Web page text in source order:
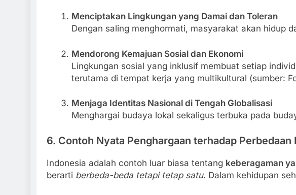
Menciptakan Lingkungan yang Damai dan Toleran
Dengan saling menghormati, masyarakat akan hidup
Mendorong Kemajuan Sosial dan Ekonomi
Lingkungan sosial yang inklusif membuat setiap
terutama di tempat kerja yang multikultural (sumber:
Menjaga Identitas Nasional di Tengah Globalisasi
Menghargai budaya lokal sekaligus terbuka pada
6. Contoh Nyata Penghargaan terhadap Perbedaan
Indonesia adalah contoh luar biasa tentang keberagaman
berarti berbeda-beda tetapi tetap satu. Dalam kehidupan